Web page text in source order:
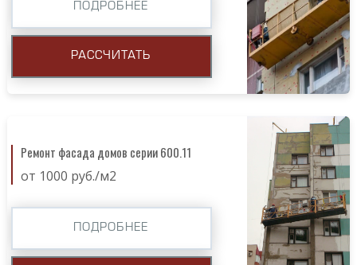
ПОДРОБНЕЕ
РАССЧИТАТЬ
Ремонт фасада домов серии 600.11
от 1000 руб./м2
ПОДРОБНЕЕ